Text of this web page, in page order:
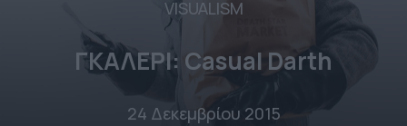
VISUALISM
ΓΚΑΛΕΡΙ: Casual Darth
24 Δεκεμβρίου 2015